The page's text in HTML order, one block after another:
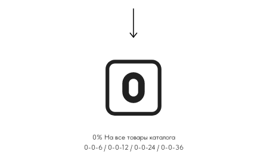
0% На все товары каталога
0-0-6 / 0-0-12 / 0-0-24 / 0-0-36